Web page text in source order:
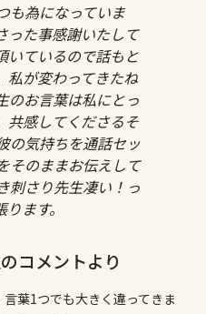
も為になっていま
った事感謝いたして
いているので話もと
私が変わってきたね
のお言葉は私にとっ
共感してくださるそ
の気持ちを通話セッ
そのままお伝えして
刺さり先生凄い！っ
ます。
コメントより
葉1つでも大きく違ってきま